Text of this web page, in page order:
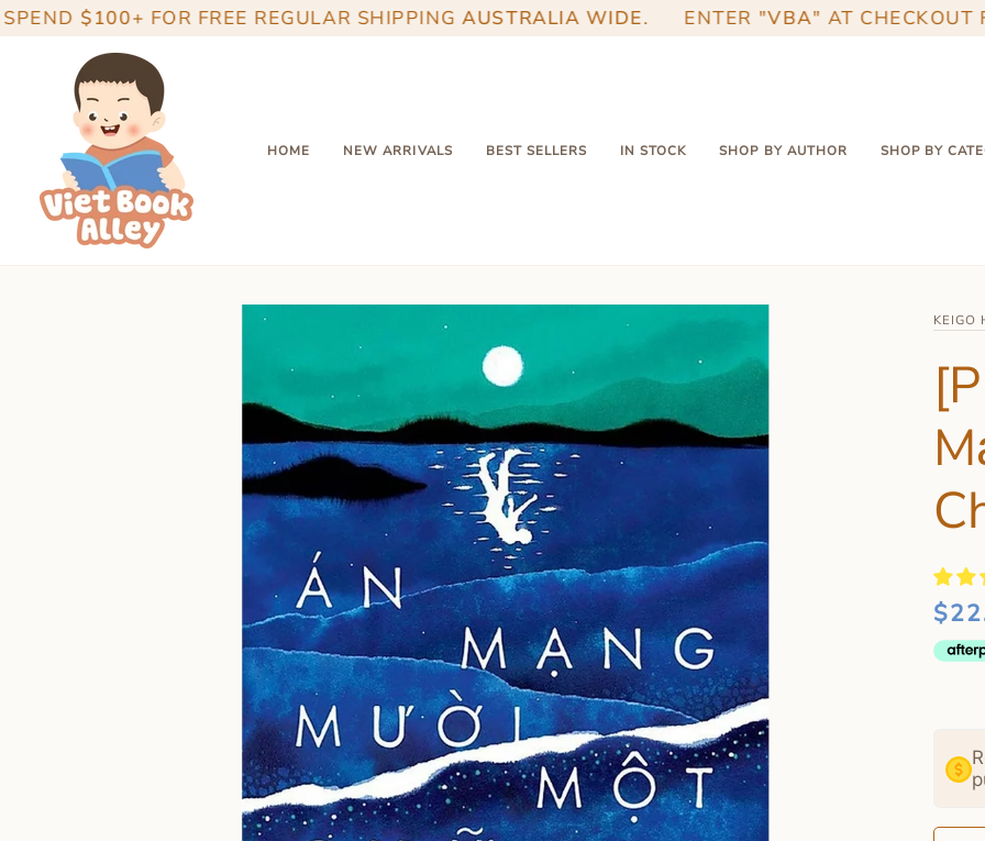
Skip
to
$100+ FOR FREE REGULAR SHIPPINGAUSTRALIA WIDE. ENTER "VBA" AT CHECKOUT FOR
HOME NEW ARRIVALS BEST SELLERS IN STOCK SHOP BY AUTHOR SHOP BY
KEIGO